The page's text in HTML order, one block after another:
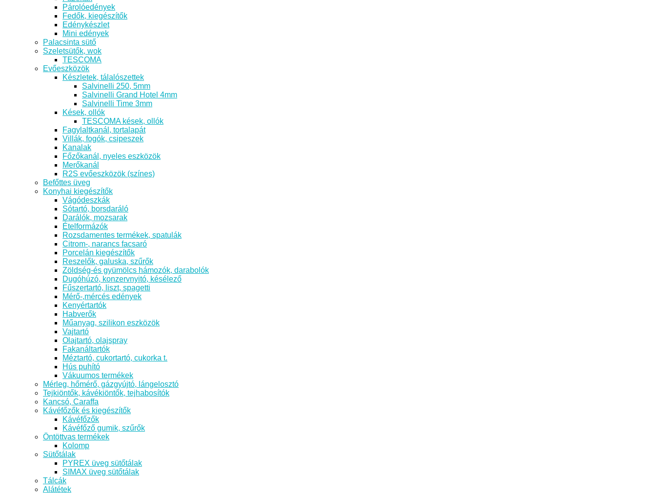
Párolóedények
Fedők, kiegészítők
Edénykészlet
Mini edények
Palacsinta sütő
Szeletsütők, wok
TESCOMA
Evőeszközök
Készletek, tálalószettek
Salvinelli 250, 5mm
Salvinelli Grand Hotel 4mm
Salvinelli Time 3mm
Kések, ollók
TESCOMA kések, ollók
Fagylaltkanál, tortalapát
Villák, fogók, csipeszek
Kanalak
Főzőkanál, nyeles eszközök
Merőkanál
R2S evőeszközök (színes)
Befőttes üveg
Konyhai kiegészítők
Vágódeszkák
Sótartó, borsdaráló
Darálók, mozsarak
Ételformázók
Rozsdamentes termékek, spatulák
Citrom-, narancs facsaró
Porcelán kiegészítők
Reszelők, galuska, szűrők
Zöldség-és gyümölcs hámozók, darabolók
Dugóhúzó, konzervnyitó, késélező
Fűszertartó, liszt, spagetti
Mérő-,mércés edények
Kenyértartók
Habverők
Műanyag, szilikon eszközök
Vajtartó
Olajtartó, olajspray
Fakanáltartók
Méztartó, cukortartó, cukorka t.
Hús puhító
Vákuumos termékek
Mérleg, hőmérő, gázgyújtó, lángelosztó
Tejkiöntők, kávékiöntők, tejhabosítók
Kancsó, Caraffa
Kávéfőzők és kiegészítők
Kávéfőzők
Kávéfőző gumik, szűrők
Öntöttvas termékek
Kolomp
Sütőtálak
PYREX üveg sütőtálak
SIMAX üveg sütőtálak
Tálcák
Alátétek